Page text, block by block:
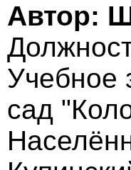
Автор:
Учебное
сад